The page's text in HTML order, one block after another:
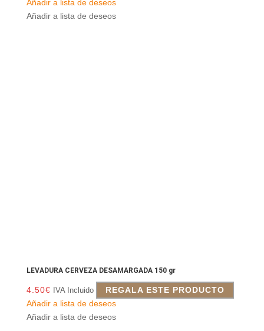
Añadir a lista de deseos
Añadir a lista de deseos
LEVADURA CERVEZA DESAMARGADA 150 gr
4.50€ IVA Incluido
REGALA ESTE PRODUCTO
Añadir a lista de deseos
Añadir a lista de deseos